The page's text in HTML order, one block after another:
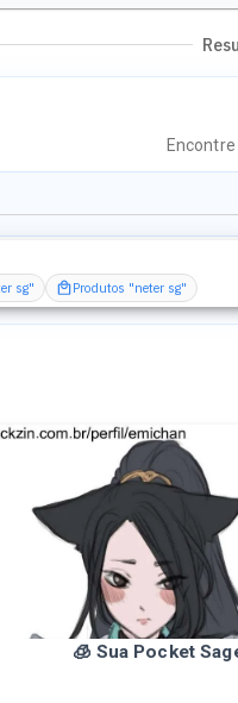
sg" Produtos "neter sg"
🧊 Sua Pocket